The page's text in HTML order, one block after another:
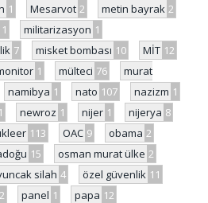
1 Mesarvot 2 metin bayrak 2
1 militarizasyon 1
7 misket bombası 10 MİT 12
1 mülteci 76
murat
namibya 1 nato 107 nazizm 1
1 newroz 1 nijer 1 nijerya 8
113 OAC 9 obama 2
15 osman murat ülke 2
silah 4 özel güvenlik 11
panel 1 papa 12